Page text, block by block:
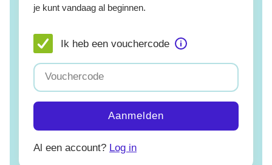
je kunt vandaag al beginnen.
Ik heb een vouchercode
Vouchercode
Aanmelden
Al een account? Log in